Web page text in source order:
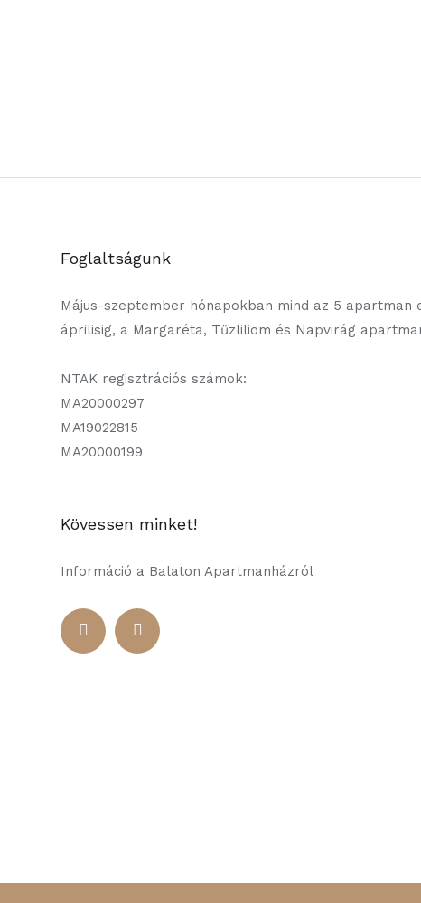
Foglaltságunk
Május-szeptember hónapokban mind az 5
áprilisig, a Margaréta, Tűzliliom és Napvirág
NTAK regisztrációs számok:
MA20000297
MA19022815
MA20000199
Kövessen minket!
Információ a Balaton Apartmanházról